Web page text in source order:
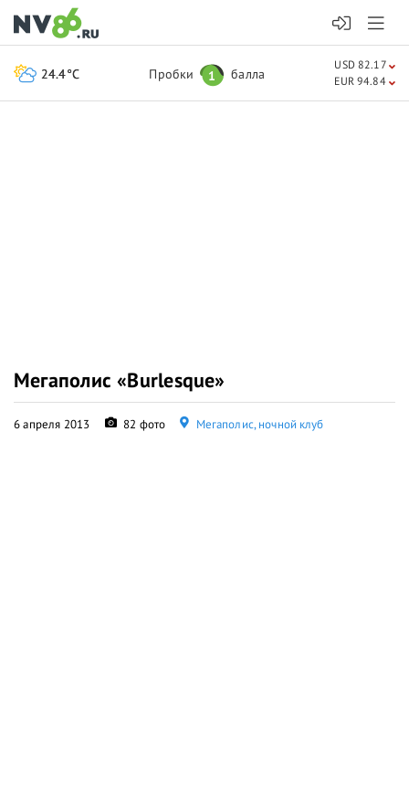
Мегаполис «Burlesque»
6 апреля 2013 82 фото Мегаполис, ночной клуб
24.4°C Пробки 1 балла
USD 82.17
EUR 94.84